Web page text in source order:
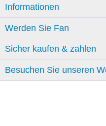
Informationen
Werden Sie Fan
Sicher kaufen & zahlen
Besuchen Sie unseren